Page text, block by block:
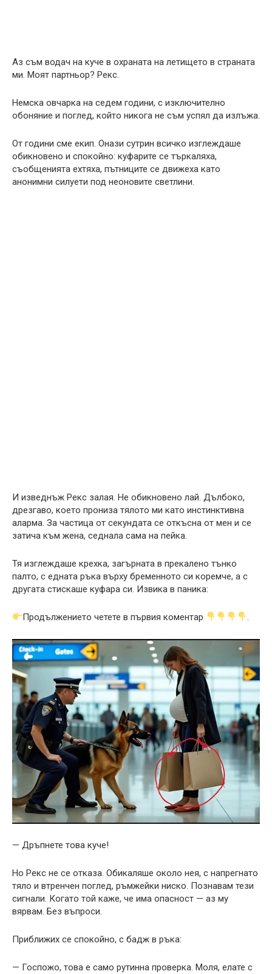
Аз съм водач на куче в охраната на летището в страната
ми. Моят партньор? Рекс.
Немска овчарка на седем години, с изключително
обоняние и поглед, който никога не съм успял да излъжа.
От години сме екип. Онази сутрин всичко изглеждаше
обикновено и спокойно: куфарите се търкаляха,
съобщенията ехтяха, пътниците се движеха като
анонимни силуети под неоновите светлини.
И изведнъж Рекс залая. Не обикновено лай. Дълбоко,
дрезгаво, което прониза тялото ми като инстинктивна
аларма. За частица от секундата се откъсна от мен и се
затича към жена, седнала сама на пейка.
Тя изглеждаше крехка, загърната в прекалено тънко
палто, с едната ръка върху бременното си коремче, а с
другата стискаше куфара си. Извика в паника:
Продължението четете в първия коментар .
— Дръпнете това куче!
Но Рекс не се отказа. Обикаляше около нея, с напрегнато
тяло и втренчен поглед, ръмжейки ниско. Познавам тези
сигнали. Когато той каже, че има опасност — аз му
вярвам. Без въпроси.
Приближих се спокойно, с бадж в ръка:
— Госпожо, това е само рутинна проверка. Моля, елате с